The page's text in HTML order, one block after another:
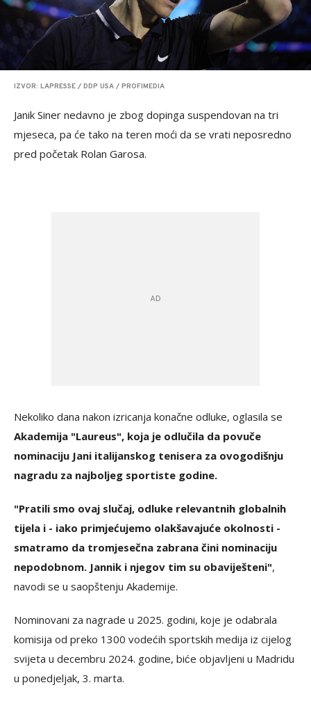
IZVOR: LAPRESSE / DDP USA / PROFIMEDIA
Janik Siner nedavno je zbog dopinga suspendovan na tri
mjeseca, pa će tako na teren moći da se vrati neposredno
pred početak Rolan Garosa.
Nekoliko dana nakon izricanja konačne odluke, oglasila se
Akademija "Laureus", koja je odlučila da povuče
nominaciju Jani italijanskog tenisera za ovogodišnju
nagradu za najboljeg sportiste godine.
"Pratili smo ovaj slučaj, odluke relevantnih globalnih
tijela i - iako primjećujemo olakšavajuće okolnosti -
smatramo da tromjesečna zabrana čini nominaciju
nepodobnom. Jannik i njegov tim su obaviješteni",
navodi se u saopštenju Akademije.
Nominovani za nagrade u 2025. godini, koje je odabrala
komisija od preko 1300 vodećih sportskih medija iz cijelog
svijeta u decembru 2024. godine, biće objavljeni u Madridu
u ponedjeljak, 3. marta.